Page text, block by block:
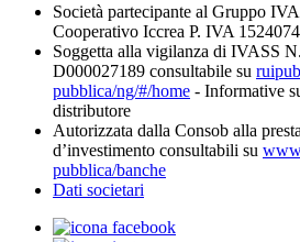
Società partecipante al Gruppo
Cooperativo Iccrea P. IVA
Soggetta alla vigilanza di IVASS
D000027189 consultabile su
pubblica/ng/#/home - Informative
distributore
Autorizzata dalla Consob alla
d’investimento consultabili su
pubblica/banche
Dati societari